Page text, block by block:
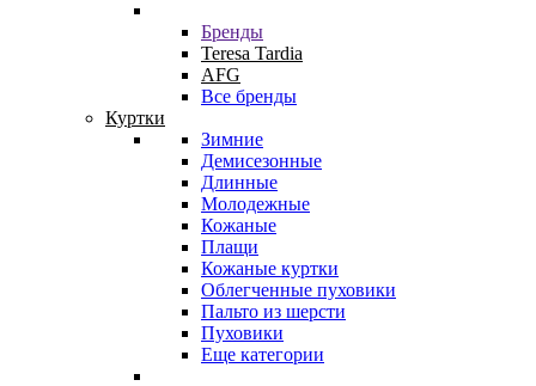
Бренды
Teresa Tardia
AFG
Все бренды
Куртки
Зимние
Демисезонные
Длинные
Молодежные
Кожаные
Плащи
Кожаные куртки
Облегченные пуховики
Пальто из шерсти
Пуховики
Еще категории